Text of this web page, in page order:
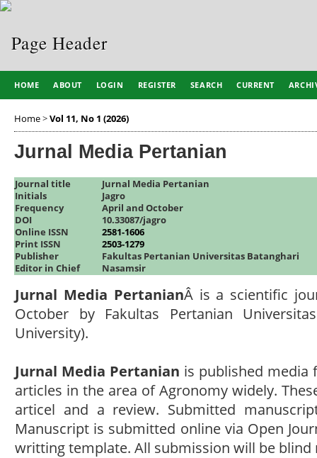
HOME ABOUT LOGIN REGISTER SEARCH CURRENT
Home>Vol 11, No 1 (2026)
Jurnal Media Pertanian
Journal title
Initials
Frequency
DOI
Online ISSN
Print ISSN
Publisher
Editor in Chief
Jurnal Media Pertanian
Jagro
April and October
10.33087/jagro
2581-1606
2503-1279
Fakultas Pertanian Universitas Batanghari
Nasamsir
Jurnal Media PertanianÂ is a scientific
October by Fakultas Pertanian
University).
Jurnal Media Pertanian is published media
articles in the area of Agronomy widely.
articel and a review. Submitted
Manuscript is submitted online via Open
writting template. All submission will be